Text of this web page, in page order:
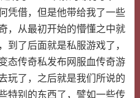
凭借，但是他带给我了一些
，从最初开始的懵懂之中就
到了后面就是私服游戏了，
态传奇私发布网服血传奇游
玩了，之后就是我们所说的
特别的东西了，譬如一些传